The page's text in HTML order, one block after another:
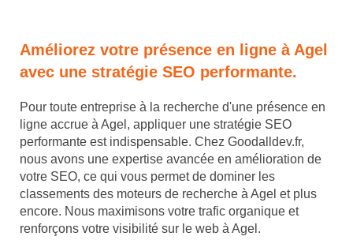
Améliorez votre présence en ligne à Agel
avec une stratégie SEO performante.
Pour toute entreprise à la recherche d'une présence en
ligne accrue à Agel, appliquer une stratégie SEO
performante est indispensable. Chez Goodalldev.fr,
nous avons une expertise avancée en amélioration de
votre SEO, ce qui vous permet de dominer les
classements des moteurs de recherche à Agel et plus
encore. Nous maximisons votre trafic organique et
renforçons votre visibilité sur le web à Agel.